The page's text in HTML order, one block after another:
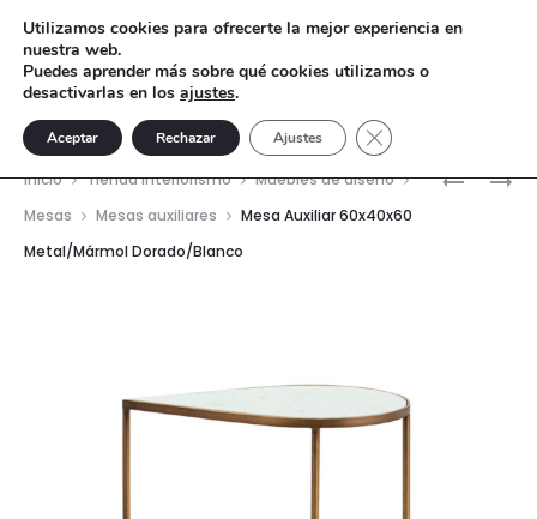
SILLA
Inicio Tienda interiorismo
Muebles de diseño
Mesas
Mesas auxiliares
Mesa Auxiliar 60x40x60
Metal/Mármol Dorado/Blanco
Utilizamos cookies para ofrecerte la mejor experiencia en
nuestra web.
Puedes aprender más sobre qué cookies utilizamos o
desactivarlas en los ajustes.
Aceptar Rechazar Ajustes Cerrar el banner de